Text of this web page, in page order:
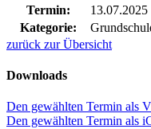
Termin:
Kategorie:
zurück zur Übersicht
Downloads
Den gewählten Termin als
Den gewählten Termin als